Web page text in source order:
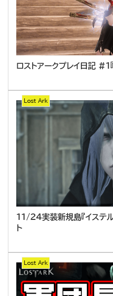
ロストアークプレイ日記 #1
Lost Ark
11/24実装新規島『イステ
ト
Lost Ark